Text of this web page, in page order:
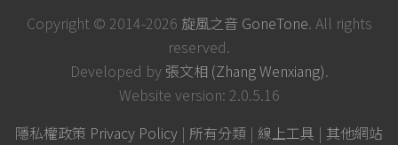
Copyright © 2014-2026 旋風之音 GoneTone. All rights
reserved.
Developed by 張文相 (Zhang Wenxiang).
Website version: 2.0.5.16
隱私權政策 Privacy Policy | 所有分類 | 線上工具 | 其他網站